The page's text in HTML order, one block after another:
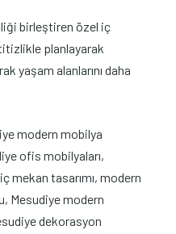
birleştiren özel iç
planlayarak
yaşam alanlarını daha
modern mobilya
ofis mobilyaları,
mekan tasarımı, modern
Mesudiye modern
dekorasyon